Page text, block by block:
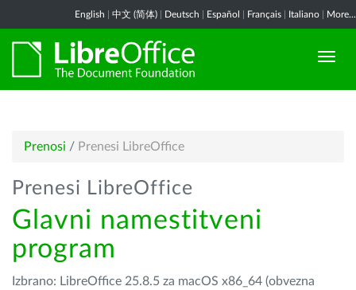
English 中文 (简体) Deutsch Español Français Italiano More...
Prenosi / Prenesi LibreOffice
Prenesi LibreOffice
Glavni namestitveni
program
Izbrano: LibreOffice 25.8.5 za macOS x86_64 (obvezna